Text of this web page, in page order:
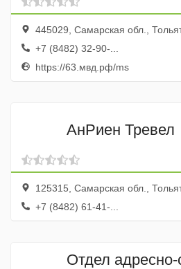
Тольятти
445029, Самарская обл., Тольятти г.,
+7 (8482) 32-90-...
https://63.мвд.рф/ms
АнРиен Тревел
125315, Самарская обл., Тольятти
+7 (8482) 61-41-...
Отдел адресно-